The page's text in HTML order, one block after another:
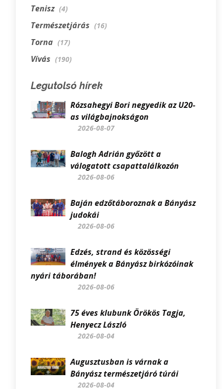
Tenisz (4)
Természetjárás (16)
Torna (17)
Vívás (190)
Legutolsó hírek
Rózsahegyi Bori negyedik az U20-
as világbajnokságon
2026-08-07
Balogh Adrián győzött a
válogatott csapattalálkozón
2026-08-06
Baján edzőtáboroznak a Bányász
judokái
2026-08-06
Edzés, strand és közösségi
élmények a Bányász birkózóinak
nyári táborában!
2026-08-06
75 éves klubunk Örökös Tagja,
Henyecz László
2026-08-04
Augusztusban is várnak a
Bányász természetjáró túrái
2026-08-04